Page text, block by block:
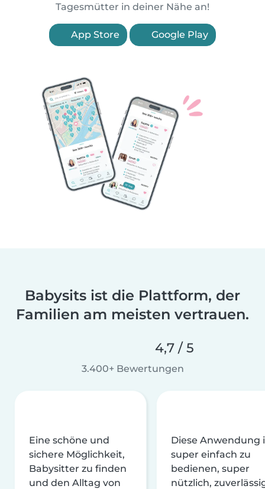
Tagesmütter in deiner Nähe an!
App Store Google Play
Babysits ist die Plattform, der
Familien am meisten vertrauen.
4,7 / 5
3.400+ Bewertungen
Eine schöne und
sichere Möglichkeit,
Babysitter zu finden
und den Alltag von
Diese Anwendung
super einfach zu
bedienen, super
nützlich,